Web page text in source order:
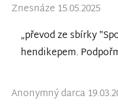
Znesnáze 15.05.2025
„převod ze sbírky
hendikepem.
Anonymný darca